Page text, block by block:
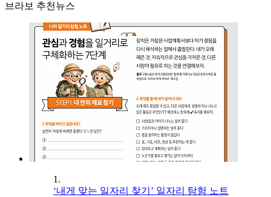
브라보 추천뉴스
1.
‘내게 맞는 일자리 찾기’ 일자리 탐험 노트